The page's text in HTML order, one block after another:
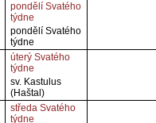
pondělí Svatého
týdne
pondělí Svatého
týdne
úterý Svatého
týdne
sv. Kastulus
(Haštal)
středa Svatého
týdne